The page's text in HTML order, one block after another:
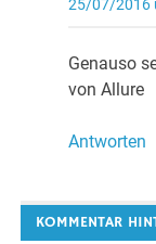
25/07/2016
Genauso
von Allure
Antworten
KOMMENTAR